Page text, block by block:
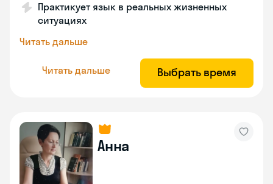
Практикует язык в реальных жизненных
ситуациях
Читать дальше
Читать дальше Выбрать время
Анна